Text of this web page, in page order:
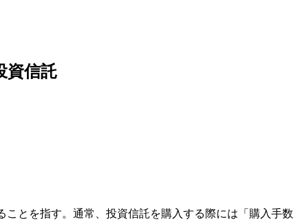
資信託
とを指す。通常、投資信託を購入する際には「購入手数